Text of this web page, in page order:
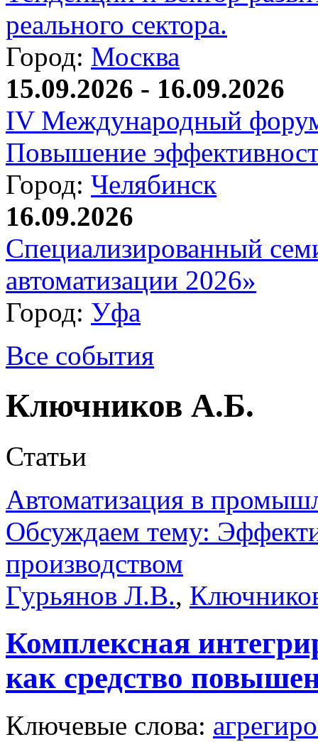
реального сектора.
Город: Москва
15.09.2026 - 16.09.2026
IV Международный
Повышение
Город: Челябинск
16.09.2026
Специализированный
автоматизации 2026»
Город: Уфа
Все события
Ключников А.Б.
Статьи
Автоматизация в
Обсуждаем тему:
производством
Гурьянов Л.В.,
Комплексная
как средство
Ключевые слова: